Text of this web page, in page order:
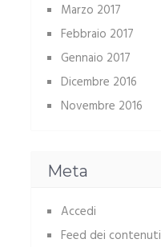
Marzo 2017
Febbraio 2017
Gennaio 2017
Dicembre 2016
Novembre 2016
Meta
Accedi
Feed dei contenuti